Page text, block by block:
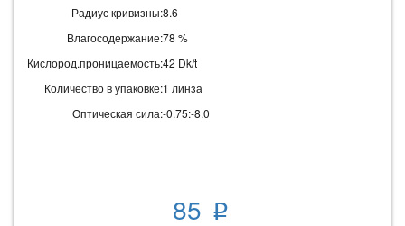
Радиус кривизны:8.6
Влагосодержание:
Кислород.проницаемость:
78 %
42 Dk/t
Количество в упаковке:1 линза
Оптическая сила:-0.75:-8.0
85 p